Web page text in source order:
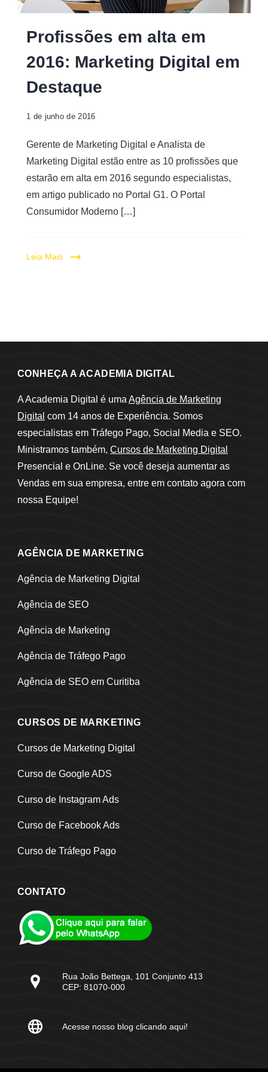
Digital
em
alta
Profissões em alta em
2016: Marketing Digital em
Destaque
1 de junho de 2016
Gerente de Marketing Digital e Analista de
Marketing Digital estão entre as 10 profissões que
estarão em alta em 2016 segundo especialistas,
em artigo publicado no Portal G1. O Portal
Consumidor Moderno […]
Leia Mais
CONHEÇA A ACADEMIA DIGITAL
A Academia Digital é uma Agência de Marketing
Digital com 14 anos de Experiência. Somos
especialistas em Tráfego Pago, Social Media e SEO.
Ministramos também, Cursos de Marketing Digital
Presencial e OnLine. Se você deseja aumentar as
Vendas em sua empresa, entre em contato agora com
nossa Equipe!
AGÊNCIA DE MARKETING
Agência de Marketing Digital
Agência de SEO
Agência de Marketing
Agência de Tráfego Pago
Agência de SEO em Curitiba
CURSOS DE MARKETING
Cursos de Marketing Digital
Curso de Google ADS
Curso de Instagram Ads
Curso de Facebook Ads
Curso de Tráfego Pago
CONTATO
Rua João Bettega, 101 Conjunto 413
CEP: 81070-000
Acesse nosso blog clicando aqui!